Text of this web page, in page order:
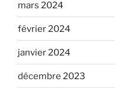
mars 2024
février 2024
janvier 2024
décembre 2023